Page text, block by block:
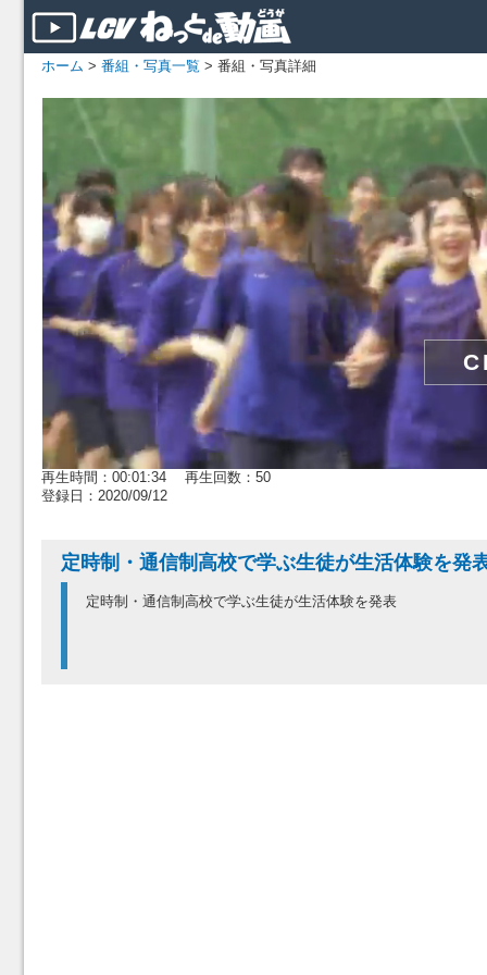
ホーム > 番組・写真一覧 > 番組・写真詳細
再生時間：00:01:34 再生回数：50
登録日：2020/09/12
定時制・通信制高校で学ぶ生徒が生活体験を発
定時制・通信制高校で学ぶ生徒が生活体験を発表